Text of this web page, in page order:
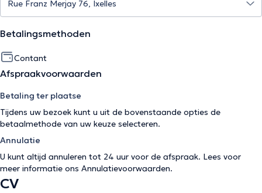
Betalingsmethoden
Contant
Afspraakvoorwaarden
Betaling ter plaatse
Tijdens uw bezoek kunt u uit de bovenstaande opties de
betaalmethode van uw keuze selecteren.
Annulatie
U kunt altijd annuleren tot 24 uur voor de afspraak. Lees voor
meer informatie ons Annulatievoorwaarden.
CV